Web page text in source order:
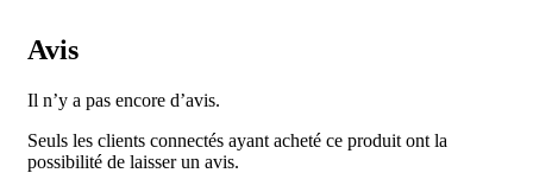
Avis
Il n’y a pas encore d’avis.
Seuls les clients connectés ayant acheté ce produit ont la
possibilité de laisser un avis.